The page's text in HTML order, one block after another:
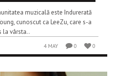
muzicală este îndurerată
cunoscut ca LeeZu, care s-a
la vârsta..
4 MAY 0 0